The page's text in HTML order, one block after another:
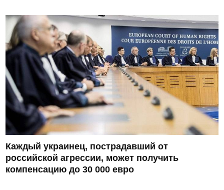
Каждый украинец, пострадавший от
российской агрессии, может получить
компенсацию до 30 000 евро